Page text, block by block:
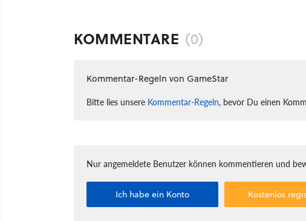
KOMMENTARE (0)
Kommentar-Regeln von GameStar
Bitte lies unsere Kommentar-Regeln, bevor Du einen
Nur angemeldete Benutzer können kommentieren und
Ich habe ein Konto Kostenlos